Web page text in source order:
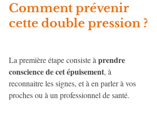
Comment prévenir
cette double pression ?
La première étape consiste à prendre
conscience de cet épuisement, à
reconnaitre les signes, et à en parler à vos
proches ou à un professionnel de santé.